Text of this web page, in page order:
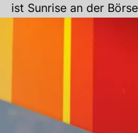
ist Sunrise an der